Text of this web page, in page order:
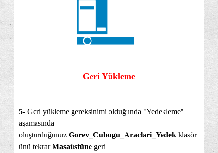
Geri Yükleme
5- Geri yükleme gereksinimi olduğunda "Yedekleme"
aşamasında
oluşturduğunuz Gorev_Cubugu_Araclari_Yedek klasör
ünü tekrarMasaüstüne geri